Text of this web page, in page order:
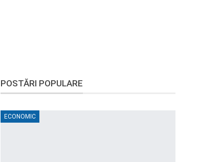
POSTĂRI POPULARE
ECONOMIC